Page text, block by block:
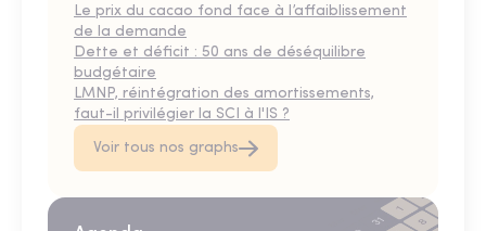
Le prix du cacao fond face à l’affaiblissement
de la demande
Dette et déficit : 50 ans de déséquilibre
budgétaire
LMNP, réintégration des amortissements,
faut-il privilégier la SCI à l'IS ?
Voir tous nos graphs